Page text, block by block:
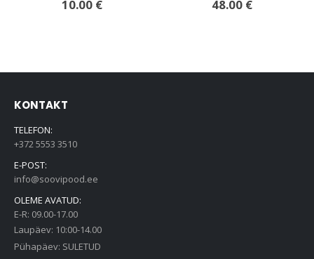
10.00 € 48.00 €
KONTAKT
TELEFON:
+372 5553 3510
E-POST:
info@soovipood.ee
OLEME AVATUD:
E-R: 09.00-17.00
Laupäev: 10:00-14.00
Pühapäev: SULETUD